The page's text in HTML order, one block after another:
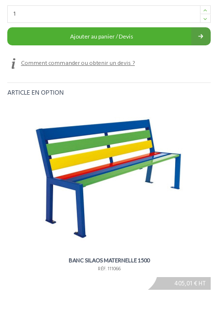
Ajouter au panier / Devis
Comment commander ou obtenir un devis ?
ARTICLE EN OPTION
BANC SILAOS MATERNELLE 1500
RÉF. 111066
405,01 € HT